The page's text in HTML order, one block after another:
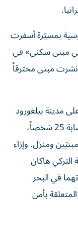
بمسيّرة أسفرت
مبنى سكني» في
صور نشرت مبنى محترقاً
مدينة بيلغورود
قرب الحدود، عن مقتل ثلاثة أشخاص، وإصابة 25 شخصاً،
ومنزل. وإزاء
التركي هاكان
في البحر
بأمن